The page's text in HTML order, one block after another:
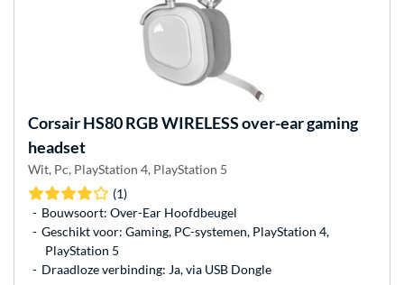
CorsairHS80 RGB WIRELESS over-ear gaming
headset
Wit, Pc, PlayStation 4, PlayStation 5
(1)
Bouwsoort: Over-Ear Hoofdbeugel
Geschikt voor: Gaming, PC-systemen, PlayStation 4,
PlayStation 5
Draadloze verbinding: Ja, via USB Dongle